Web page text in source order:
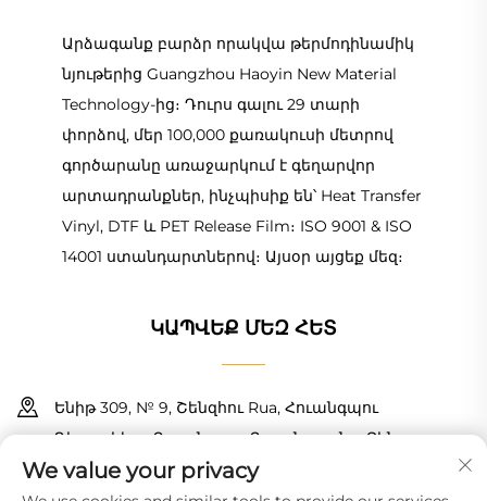
Արձագանք բարձր որակվա թերմոդինամիկ
նյութերից Guangzhou Haoyin New Material
Technology-ից։ Դուրս գալու 29 տարի
փորձով, մեր 100,000 քառակուսի մետրով
գործարանը առաջարկում է գեղարվոր
արտադրանքներ, ինչպիսիք են՝ Heat Transfer
Vinyl, DTF և PET Release Film։ ISO 9001 & ISO
14001 ստանդարտներով։ Այսօր այցեք մեզ։
ԿԱՊՎԵՔ ՄԵԶ ՀԵՏ
Ենիթ 309, № 9, Շենզհու Rua, Հուանգպու
Դիստրիկտ, Գուանգզու, Գուանգդունգ, Չինա
+86 18150601728
We value your privacy